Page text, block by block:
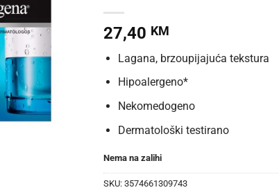
27,40 KM
Lagana, brzoupijajuća tekstura
Hipoalergeno*
Nekomedogeno
Dermatološki testirano
Nema na zalihi
SKU: 3574661309743